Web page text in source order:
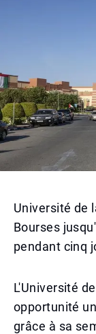
Université de
Bourses
pendant cinq
L'Université
opportunité
grâce à sa